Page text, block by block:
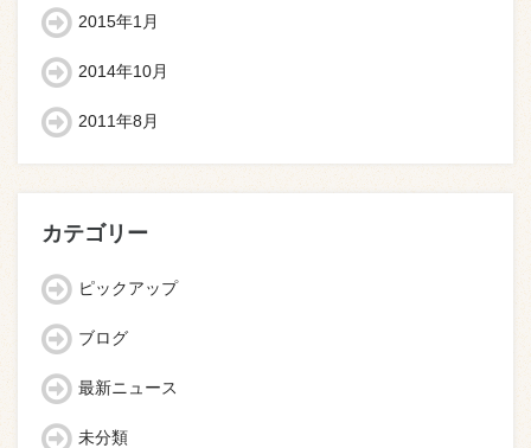
2015年1月
2014年10月
2011年8月
カテゴリー
ピックアップ
ブログ
最新ニュース
未分類